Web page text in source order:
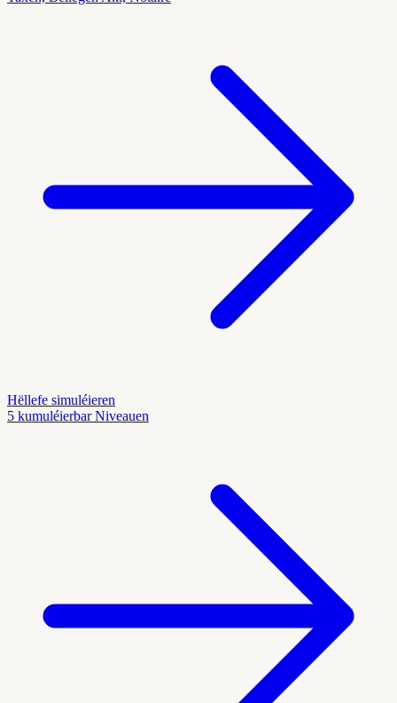
Hëllefe simuléieren
5 kumuléierbar Niveauen